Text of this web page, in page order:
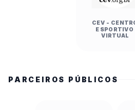
CEV -
ESPORTIVO
VIRTUAL
PARCEIROS PÚBLICOS